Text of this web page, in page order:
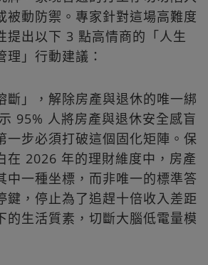
被動防禦。專家針對這場高難度
提出以下 3 點高情商的「人生
」行動建議：
斷」，解除房產與退休的唯一綁
95% 人將房產與退休安全感盲
一步必須打破這個固化矩陣。保
在 2026 年的理財維度中，房產
中一種坐標，而非唯一的標準答
鍵，停止為了追趕十倍收入差距
的生活質素，切斷大腦低電量模